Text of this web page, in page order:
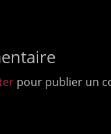
pour publier un